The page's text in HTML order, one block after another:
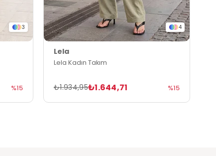
3
%15
4
Lela
Lela Kadın Takım
₺1.644,71
₺1.934,95 %15